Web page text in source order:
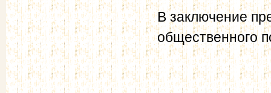
В заключение
общественного